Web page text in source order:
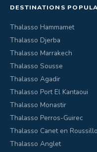
DESTINATIONS
Thalasso Hammamet
Thalasso Djerba
Thalasso Marrakech
Thalasso Sousse
Thalasso Agadir
Thalasso Port El Kantaoui
Thalasso Monastir
Thalasso Perros-Guirec
Thalasso Canet en
Thalasso Anglet